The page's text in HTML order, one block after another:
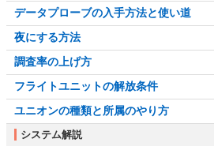
データプローブの入手方法と使い道
夜にする方法
調査率の上げ方
フライトユニットの解放条件
ユニオンの種類と所属のやり方
システム解説